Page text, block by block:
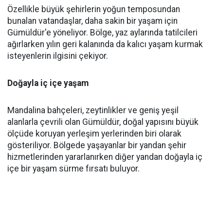
Özellikle büyük şehirlerin yoğun temposundan
bunalan vatandaşlar, daha sakin bir yaşam için
Gümüldür'e yöneliyor. Bölge, yaz aylarında tatilcileri
ağırlarken yılın geri kalanında da kalıcı yaşam kurmak
isteyenlerin ilgisini çekiyor.
Doğayla iç içe yaşam
Mandalina bahçeleri, zeytinlikler ve geniş yeşil
alanlarla çevrili olan Gümüldür, doğal yapısını büyük
ölçüde koruyan yerleşim yerlerinden biri olarak
gösteriliyor. Bölgede yaşayanlar bir yandan şehir
hizmetlerinden yararlanırken diğer yandan doğayla iç
içe bir yaşam sürme fırsatı buluyor.